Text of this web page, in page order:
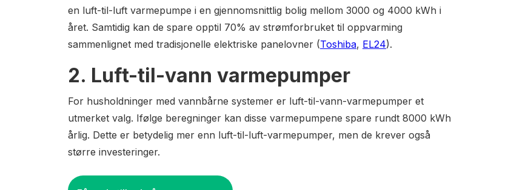
en luft-til-luft varmepumpe i en gjennomsnittlig bolig mellom 3000 og 4000 kWh i
året. Samtidig kan de spare opptil 70% av strømforbruket til oppvarming
sammenlignet med tradisjonelle elektriske panelovner (Toshiba, EL24).
2. Luft-til-vann varmepumper
For husholdninger med vannbårne systemer er luft-til-vann-varmepumper et
utmerket valg. Ifølge beregninger kan disse varmepumpene spare rundt 8000 kWh
årlig. Dette er betydelig mer enn luft-til-luft-varmepumper, men de krever også
større investeringer.